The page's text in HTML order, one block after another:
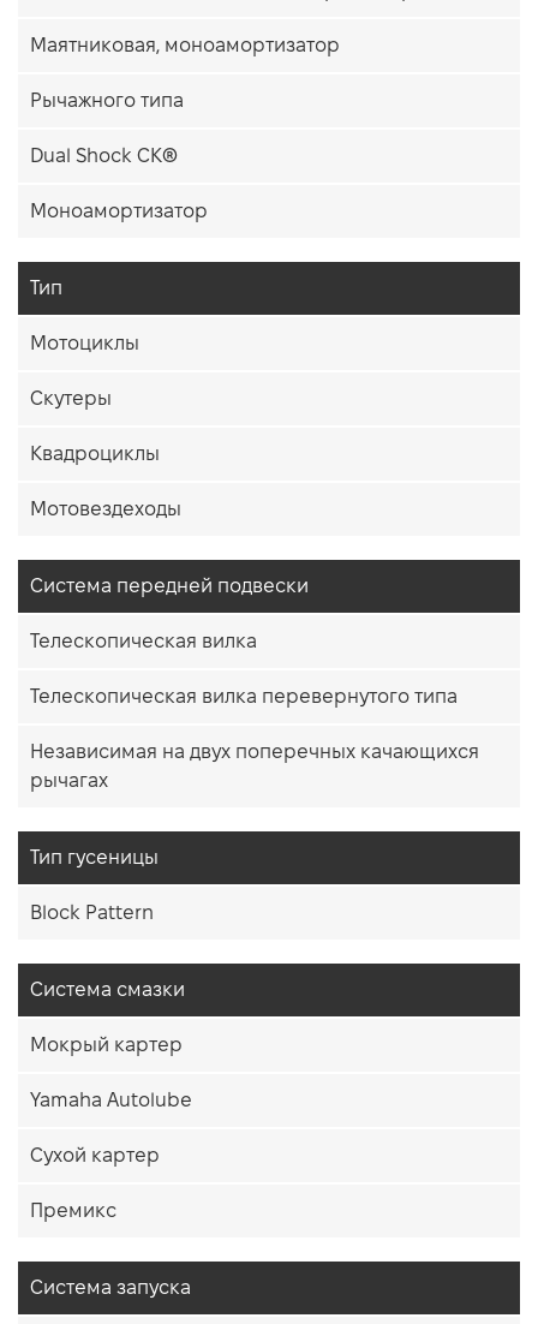
Маятниковая, моноамортизатор
Рычажного типа
Dual Shock CK®
Моноамортизатор
Тип
Мотоциклы
Скутеры
Квадроциклы
Мотовездеходы
Система передней подвески
Телескопическая вилка
Телескопическая вилка перевернутого типа
Независимая на двух поперечных качающихся
рычагах
Тип гусеницы
Block Pattern
Система смазки
Мокрый картер
Yamaha Autolube
Сухой картер
Премикс
Система запуска